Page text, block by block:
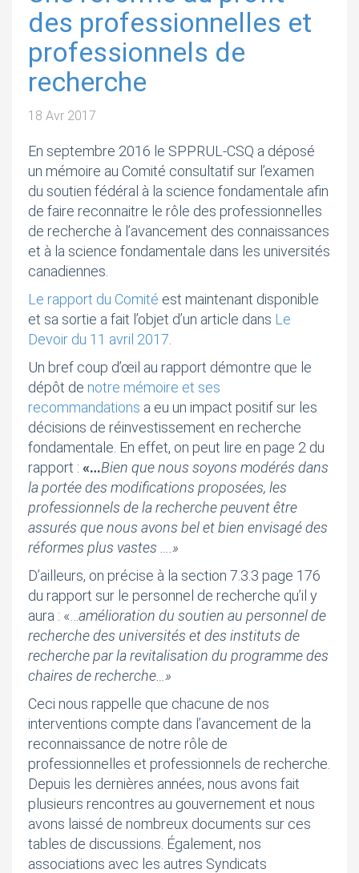
des professionnelles et
professionnels de
recherche
18 Avr 2017
En septembre 2016 le SPPRUL-CSQ a déposé
un mémoire au Comité consultatif sur l’examen
du soutien fédéral à la science fondamentale afin
de faire reconnaitre le rôle des professionnelles
de recherche à l’avancement des connaissances
et à la science fondamentale dans les universités
canadiennes.
Le rapport du Comité est maintenant disponible
et sa sortie a fait l’objet d’un article dans Le
Devoir du 11 avril 2017
Un bref coup d’œil au rapport démontre que le
dépôt de notre mémoire et ses
recommandations a eu un impact positif sur les
décisions de réinvestissement en recherche
fondamentale. En effet, on peut lire en page 2 du
rapport : «…Bien que nous soyons modérés dans
la portée des modifications proposées, les
professionnels de la recherche peuvent être
assurés que nous avons bel et bien envisagé des
réformes plus vastes ….»
D’ailleurs, on précise à la section 7.3.3 page 176
du rapport sur le personnel de recherche qu’il y
aura : «… amélioration du soutien au personnel de
recherche des universités et des instituts de
recherche par la revitalisation du programme des
chaires de recherche…»
Ceci nous rappelle que chacune de nos
interventions compte dans l’avancement de la
reconnaissance de notre rôle de
professionnelles et professionnels de recherche.
Depuis les dernières années, nous avons fait
plusieurs rencontres au gouvernement et nous
avons laissé de nombreux documents sur ces
tables de discussions. Également, nos
associations avec les autres Syndicats